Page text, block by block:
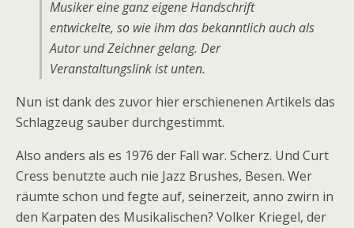
Musiker eine ganz eigene Handschrift
entwickelte, so wie ihm das bekanntlich auch als
Autor und Zeichner gelang. Der
Veranstaltungslink ist unten.
Nun ist dank des zuvor hier erschienenen Artikels das
Schlagzeug sauber durchgestimmt.
Also anders als es 1976 der Fall war. Scherz. Und Curt
Cress benutzte auch nie Jazz Brushes, Besen. Wer
räumte schon und fegte auf, seinerzeit, anno zwirn in
den Karpaten des Musikalischen? Volker Kriegel, der